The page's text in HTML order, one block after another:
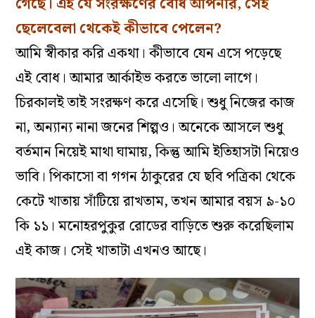
ছেলেবেলা থেকেই কীভাবে পেলেন?
আমি স্বীকার করি একথা। কীভাবে যেন এসে পড়েছে
এই বোধ। আমার আর্কাইভ করতে ভালো লাগে।
চিরকালই তাই সংরক্ষণ করে এসেছি। শুধু নিজের কাজ
না, অন্যান্য নানা জনের শিল্পও। অনেকে আসলে শুধু
বর্তমান নিয়েই মাথা ঘামায়, কিন্তু আমি ইতিহাসটা নিয়েও
ভাবি। পিকাসো বা গগন ঠাকুরের যে ছবি পত্রিকা থেকে
কেটে খাতায় সাঁটিয়ে রাখতাম, তখন আমার বয়স ৯-১০
কি ১১। মনোহরপুকুর রোডের বাড়িতে শুরু করেছিলাম
এই কাজ। সেই খাতাটা এখনও আছে।